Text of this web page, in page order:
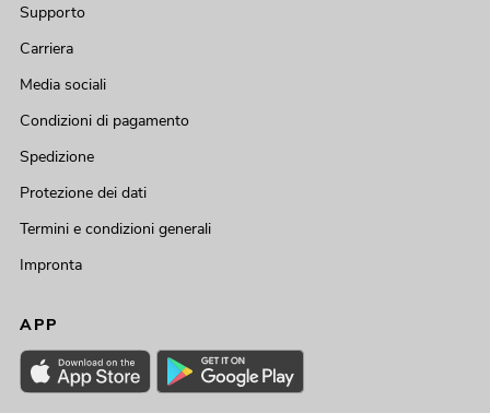
Supporto
Carriera
Media sociali
Condizioni di pagamento
Spedizione
Protezione dei dati
Termini e condizioni generali
Impronta
APP